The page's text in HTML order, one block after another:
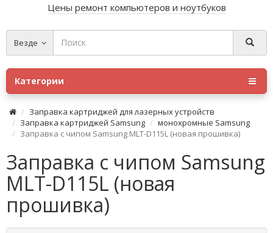
Цены ремонт компьютеров и ноутбуков
Везде
Категории
Заправка картриджей для лазерных устройств
Заправка картриджей Samsung
монохромные Samsung
Заправка с чипом Samsung MLT-D115L (новая прошивка)
Заправка с чипом Samsung
MLT-D115L (новая
прошивка)